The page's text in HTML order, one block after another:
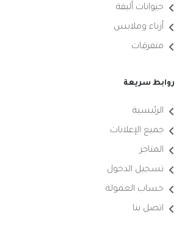
حيوانات أليفة
أزياء وملابس
متفرقات
روابط سريعة
الرئيسية
جميع الإعلانات
المتاجر
تسجيل الدخول
حساب العمولة
اتصل بنا